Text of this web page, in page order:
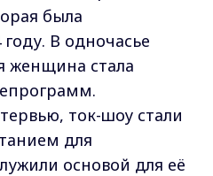
была
В одночасье
женщина стала
ток-шоу стали
для
основой для её